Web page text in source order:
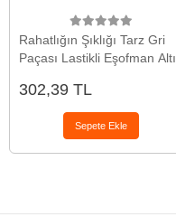
Rahatlığın Şıklığı Tarz Gri
Paçası Lastikli Eşofman Altı
302,39 TL
Sepete Ekle